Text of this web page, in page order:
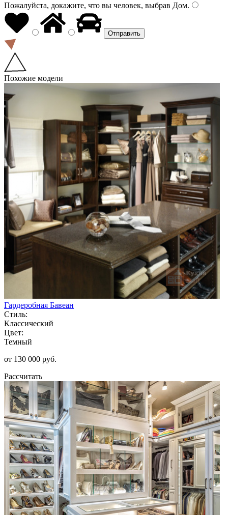
Пожалуйста, докажите, что вы человек, выбрав Дом.
Похожие модели
Гардеробная Бавеан
Стиль:
Классический
Цвет:
Темный
от 130 000 руб.
Рассчитать